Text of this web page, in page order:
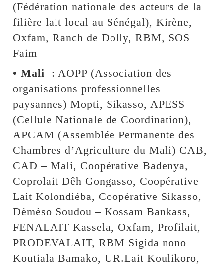
(Fédération nationale des acteurs de la
filière lait local au Sénégal), Kirène,
Oxfam, Ranch de Dolly, RBM, SOS
Faim
• Mali
: AOPP (Association des
organisations professionnelles
paysannes) Mopti, Sikasso, APESS
(Cellule Nationale de Coordination),
APCAM (Assemblée Permanente des
Chambres d’Agriculture du Mali) CAB,
CAD – Mali, Coopérative Badenya,
Coprolait Dêh Gongasso, Coopérative
Lait Kolondiéba, Coopérative Sikasso,
Dèmèso Soudou – Kossam Bankass,
FENALAIT Kassela, Oxfam, Profilait,
PRODEVALAIT, RBM Sigida nono
Koutiala Bamako, UR.Lait Koulikoro,